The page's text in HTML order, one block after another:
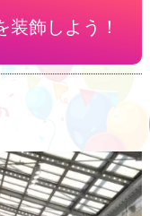
飾しよう！